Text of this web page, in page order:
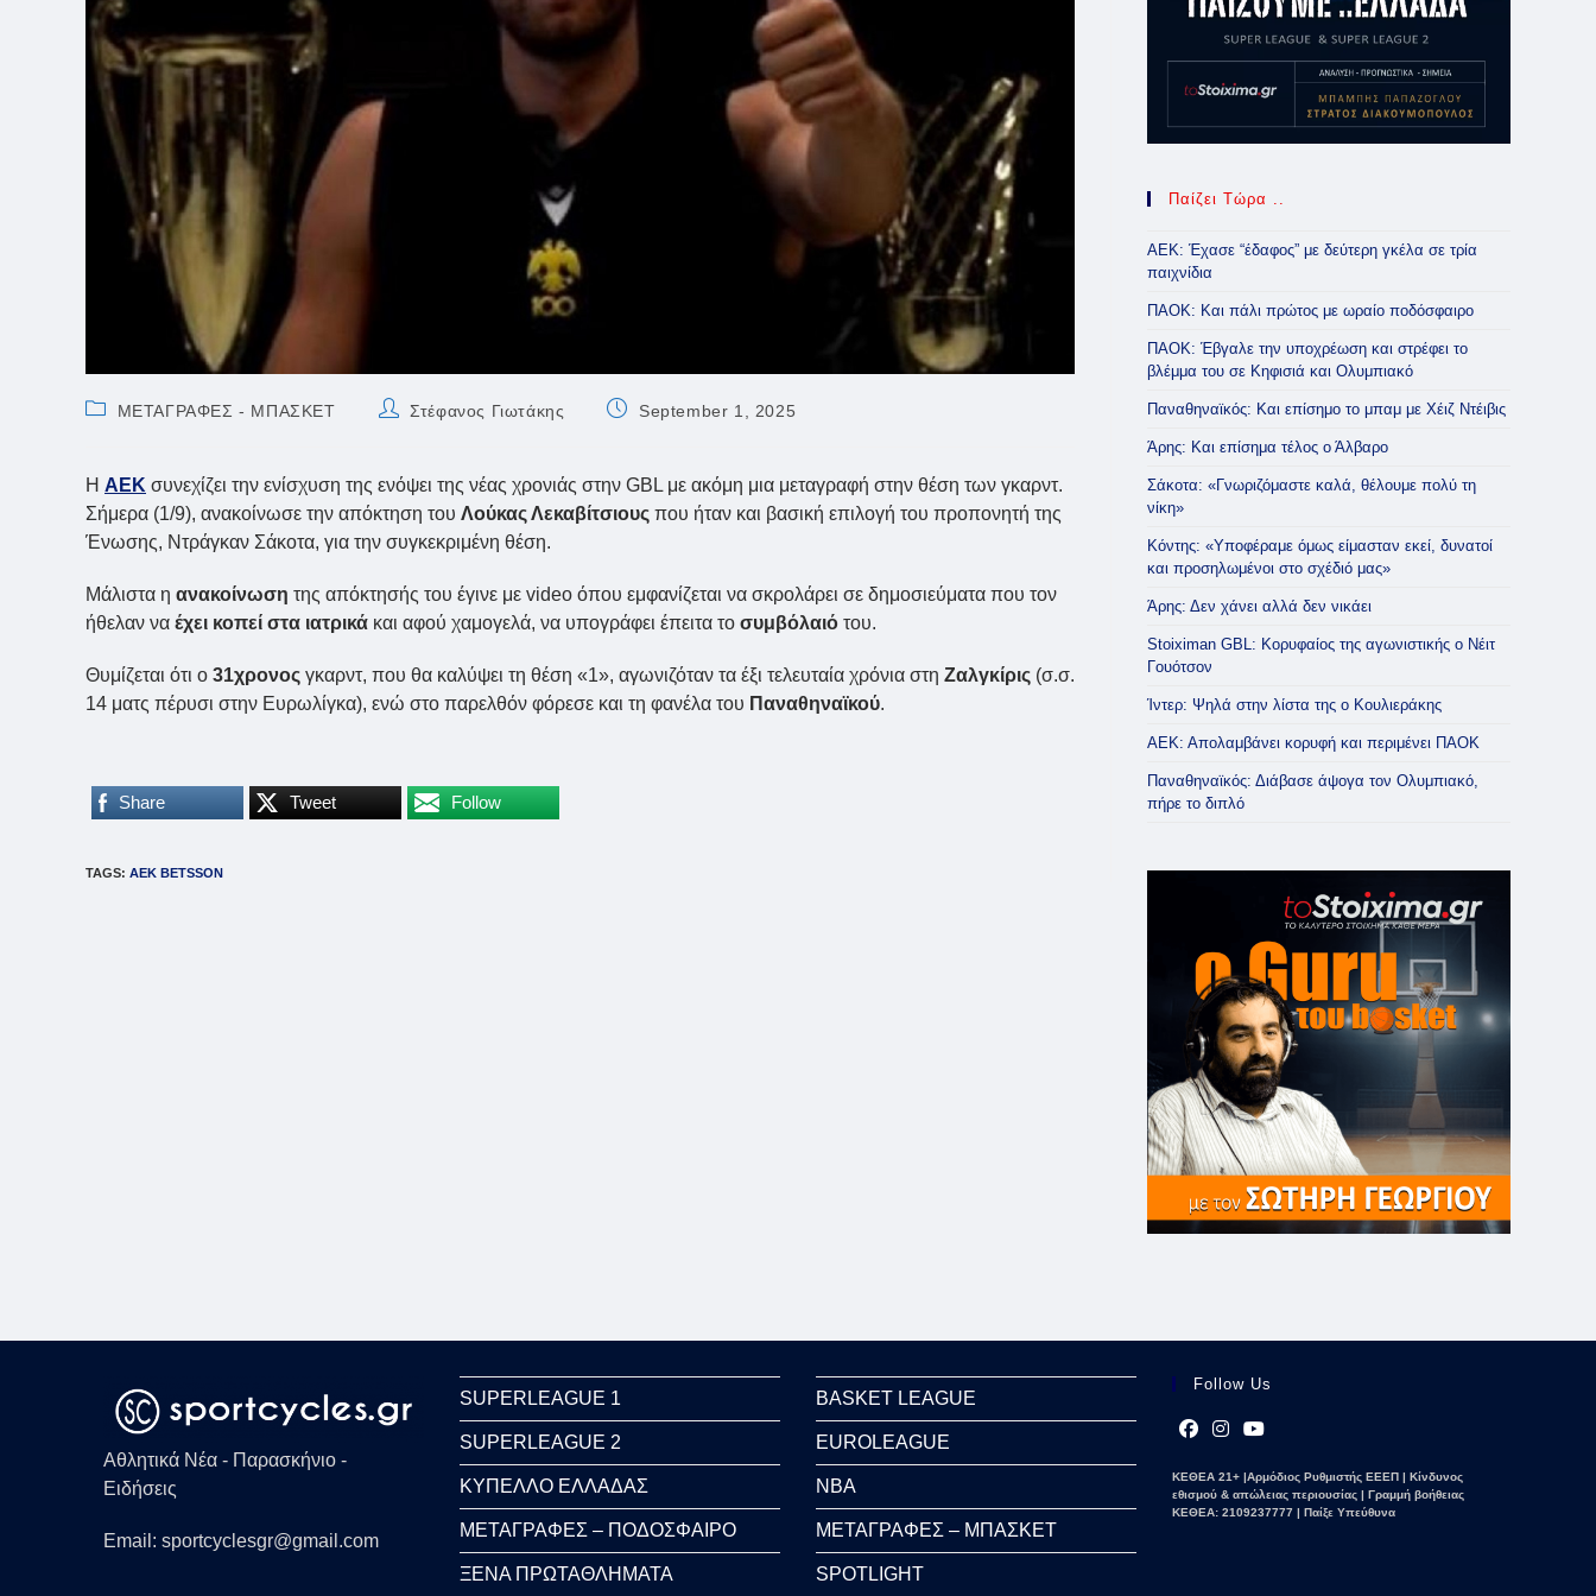
PostΜΕΤΑΓΡΑΦΕΣ - ΜΠΑΣΚΕΤ
PostΣτέφανος Γιωτάκης
PostSeptember 1, 2025
Η ΑΕΚ συνεχίζει την ενίσχυση της ενόψει της νέας χρονιάς στην GBL με ακόμη μια μεταγραφή στην θέση των γκαρντ.
Σήμερα (1/9), ανακοίνωσε την απόκτηση του Λούκας Λεκαβίτσιους που ήταν και βασική επιλογή του προπονητή της
Ένωσης, Ντράγκαν Σάκοτα, για την συγκεκριμένη θέση.
Μάλιστα η ανακοίνωση της απόκτησής του έγινε με video όπου εμφανίζεται να σκρολάρει σε δημοσιεύματα που τον
ήθελαν να έχει κοπεί στα ιατρικά και αφού χαμογελά, να υπογράφει έπειτα το συμβόλαιό του.
Θυμίζεται ότι ο 31χρονος γκαρντ, που θα καλύψει τη θέση «1», αγωνιζόταν τα έξι τελευταία χρόνια στη Ζαλγκίρις (σ.σ.
14 ματς πέρυσι στην Ευρωλίγκα), ενώ στο παρελθόν φόρεσε και τη φανέλα του Παναθηναϊκού.
Share Tweet Follow
TAGS: ΑΕΚ BETSSON
Παίζει Τώρα ..
ΑΕΚ: Έχασε “έδαφος” με δεύτερη γκέλα σε τρία
παιχνίδια
ΠΑΟΚ: Και πάλι πρώτος με ωραίο ποδόσφαιρο
ΠΑΟΚ: Έβγαλε την υποχρέωση και στρέφει το
βλέμμα του σε Κηφισιά και Ολυμπιακό
Παναθηναϊκός: Και επίσημο το μπαμ με Χέιζ Ντέιβις
Άρης: Και επίσημα τέλος ο Άλβαρο
Σάκοτα: «Γνωριζόμαστε καλά, θέλουμε πολύ τη
νίκη»
Κόντης: «Υποφέραμε όμως είμασταν εκεί, δυνατοί
και προσηλωμένοι στο σχέδιό μας»
Άρης: Δεν χάνει αλλά δεν νικάει
Stoiximan GBL: Κορυφαίος της αγωνιστικής ο Νέιτ
Γουότσον
Ίντερ: Ψηλά στην λίστα της ο Κουλιεράκης
ΑΕΚ: Απολαμβάνει κορυφή και περιμένει ΠΑΟΚ
Παναθηναϊκός: Διάβασε άψογα τον Ολυμπιακό,
πήρε το διπλό
Αθλητικά Νέα - Παρασκήνιο -
Ειδήσεις
Email: sportcyclesgr@gmail.com
SUPERLEAGUE 1
SUPERLEAGUE 2
ΚΥΠΕΛΛΟ ΕΛΛΑΔΑΣ
ΜΕΤΑΓΡΑΦΕΣ – ΠΟΔΟΣΦΑΙΡΟ
ΞΕΝΑ ΠΡΩΤΑΘΛΗΜΑΤΑ
BASKET LEAGUE
EUROLEAGUE
NBA
ΜΕΤΑΓΡΑΦΕΣ – ΜΠΑΣΚΕΤ
SPOTLIGHT
Follow Us
in
a
in
a
in
a
ΚΕΘΕΑ 21+ |Αρμόδιος Ρυθμιστής ΕΕΕΠ | Κίνδυνος
εθισμού & απώλειας περιουσίας | Γραμμή βοήθειας
ΚΕΘΕΑ: 2109237777 | Παίξε Υπεύθυνα